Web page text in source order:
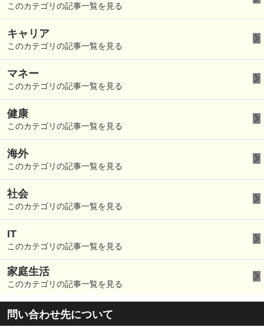
このカテゴリの記事一覧を見る
キャリア
このカテゴリの記事一覧を見る
マネー
このカテゴリの記事一覧を見る
健康
このカテゴリの記事一覧を見る
海外
このカテゴリの記事一覧を見る
社会
このカテゴリの記事一覧を見る
IT
このカテゴリの記事一覧を見る
家庭生活
このカテゴリの記事一覧を見る
問い合わせ先について